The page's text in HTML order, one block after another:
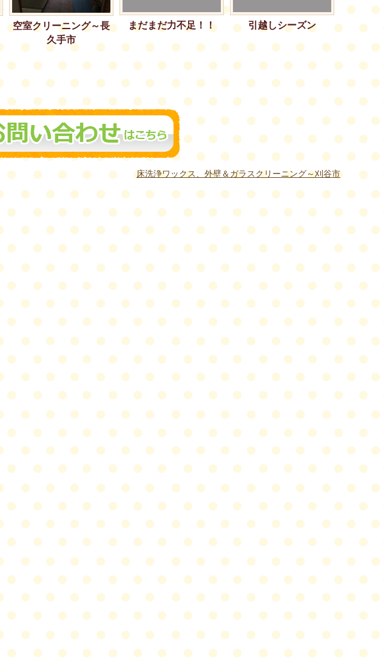
空室クリーニング～長
久手市
まだまだ力不足！！ 引越しシーズン
床洗浄ワックス、外壁＆ガラスクリーニング～刈谷市